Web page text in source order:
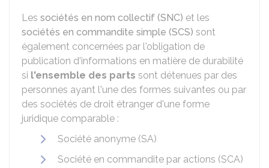
Les sociétés en nom collectif (SNC) et les
sociétés en commandite simple (SCS) sont
également concernées par l'obligation de
publication d'informations en matière de durabilité
si l'ensemble des parts sont détenues par des
personnes ayant l'une des formes suivantes ou par
des sociétés de droit étranger d'une forme
juridique comparable :
Société anonyme (SA)
Société en commandite par actions (SCA)